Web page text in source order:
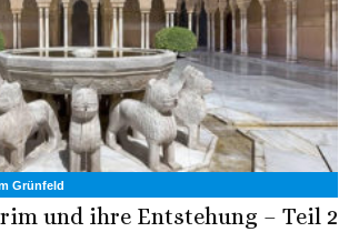
Grünfeld
und ihre Entstehung – Teil 2